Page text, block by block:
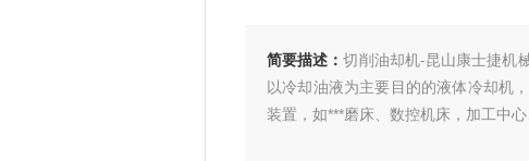
简要描述：切削油却机-昆山康士捷机
以冷却油液为主要目的的液体冷却机
装置，如***磨床、数控机床，加工中